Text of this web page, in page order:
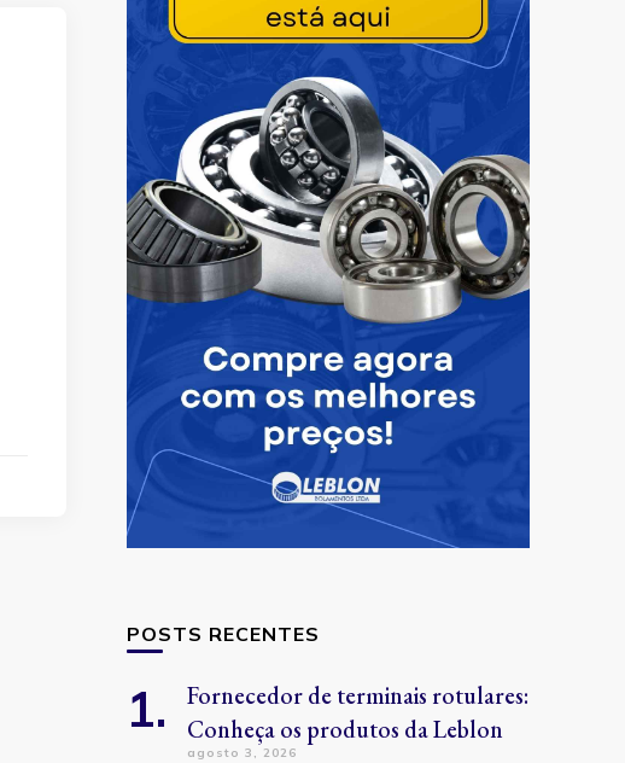
POSTS RECENTES
Fornecedor de terminais rotulares:
Conheça os produtos da Leblon
agosto 3, 2026